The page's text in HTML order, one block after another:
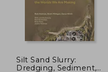
Silt Sand Slurry:
Dredging, Sediment,